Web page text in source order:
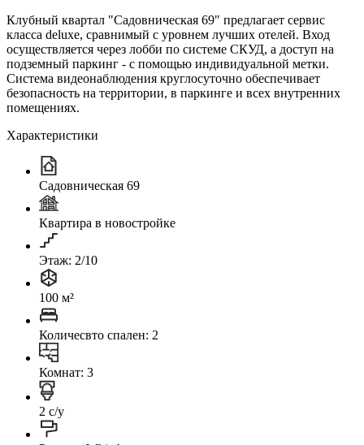
Клубный квартал "Садовническая 69" предлагает сервис
класса deluxe, сравнимый с уровнем лучших отелей. Вход
осуществляется через лобби по системе СКУД, а доступ на
подземный паркинг - с помощью индивидуальной метки.
Система видеонаблюдения круглосуточно обеспечивает
безопасность на территории, в паркинге и всех внутренних
помещениях.
Характеристики
Садовническая 69
Квартира в новостройке
Этаж: 2/10
100 м²
Количесвто спален: 2
Комнат: 3
2 с/у